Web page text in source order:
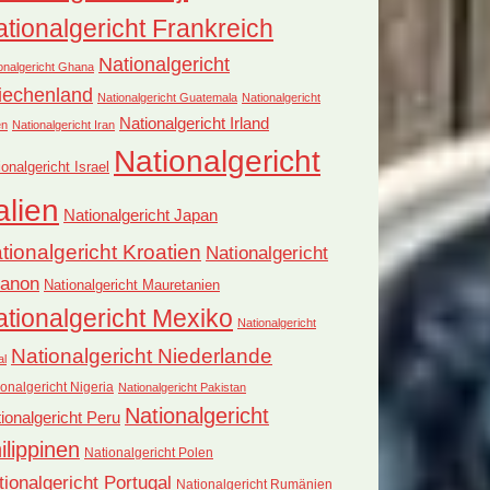
Frankreich
Ghana Nationalgericht
Nationalgericht Guatemala Nationalgericht
Nationalgericht Iran Nationalgericht Irland
Israel Nationalgericht
Nationalgericht Japan
Kroatien Nationalgericht
Nationalgericht Mauretanien
Mexiko Nationalgericht
Nationalgericht Niederlande
Nigeria Nationalgericht Pakistan
Peru Nationalgericht
Nationalgericht Polen
Portugal Nationalgericht Rumänien